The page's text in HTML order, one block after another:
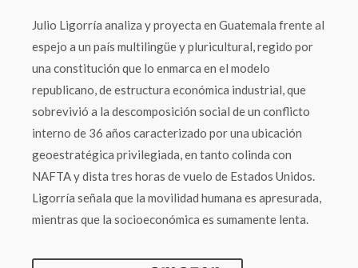
Julio Ligorría analiza y proyecta en Guatemala frente al
espejo a un país multilingüe y pluricultural, regido por
una constitución que lo enmarca en el modelo
republicano, de estructura económica industrial, que
sobrevivió a la descomposición social de un conflicto
interno de 36 años caracterizado por una ubicación
geoestratégica privilegiada, en tanto colinda con
NAFTA y dista tres horas de vuelo de Estados Unidos.
Ligorría señala que la movilidad humana es apresurada,
mientras que la socioeconómica es sumamente lenta.